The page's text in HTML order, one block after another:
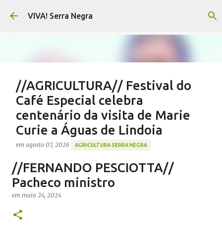
Pular para o conteúdo principal
VIVA! Serra Negra
//AGRICULTURA// Festival do
Café Especial celebra
centenário da visita de Marie
Curie a Águas de Lindoia
em agosto 07, 2026 AGRICULTURA SERRA NEGRA
FESTIVAL CAFÉ ÁGUAS DE LINDOIA NOTÍCIAS SERRA NEGRA
//FERNANDO PESCIOTTA//
Pacheco ministro
em maio 24, 2024